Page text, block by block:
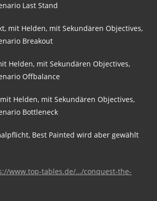
Last Stand
mit Helden, mit Sekundären Objectives,
Breakout
Helden, mit Sekundären Objectives,
Offbalance
Helden, mit Sekundären Objectives,
Bottleneck
Best Painted wird aber gewählt
www.top-tables.de/…/conquest-the-